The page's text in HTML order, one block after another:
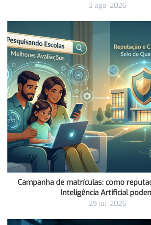
3 ago, 2026
Campanha de matrículas: como
Inteligência Artificial
29 jul, 2026